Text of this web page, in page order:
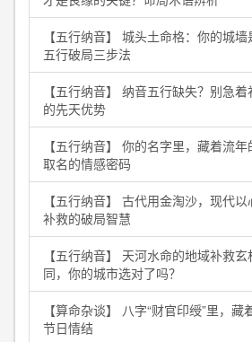
【五行纳音】 城头土命格：你的城墙
五行破局三步法
【五行纳音】 纳音五行缺失？别急
的先天优势
【五行纳音】 你的名字里，藏着流
取名的情感密码
【五行纳音】 古代用金淘沙，现代
补救的破局智慧
【五行纳音】 天河水命的地域补救
同，你的城市选对了吗？
【算命杂谈】 八字“财官印绶”里，
节日情结